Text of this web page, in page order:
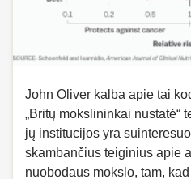
John Oliver kalba apie tai
„Britų mokslininkai nustatė“
jų institucijos yra
skambančius teiginius apie
nuobodaus mokslo, tam,